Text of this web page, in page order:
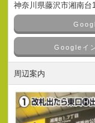
神奈川県藤沢市湘南台
Googleイ
周辺案内